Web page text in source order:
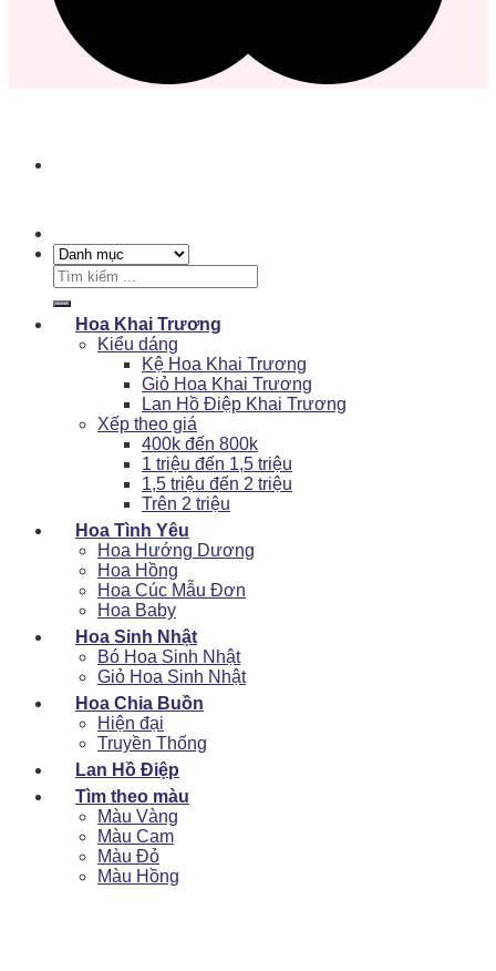
Tìm
kiếm:
Hoa Khai Trương
Kiểu dáng
Kệ Hoa Khai Trương
Giỏ Hoa Khai Trương
Lan Hồ Điệp Khai Trương
Xếp theo giá
400k đến 800k
1 triệu đến 1,5 triệu
1,5 triệu đến 2 triệu
Trên 2 triệu
Hoa Tình Yêu
Hoa Hướng Dương
Hoa Hồng
Hoa Cúc Mẫu Đơn
Hoa Baby
Hoa Sinh Nhật
Bó Hoa Sinh Nhật
Giỏ Hoa Sinh Nhật
Hoa Chia Buồn
Hiện đại
Truyền Thống
Lan Hồ Điệp
Tìm theo màu
Màu Vàng
Màu Cam
Màu Đỏ
Màu Hồng